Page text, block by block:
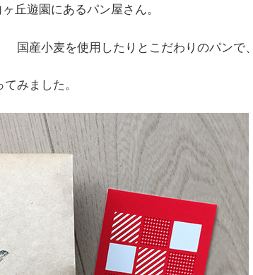
丘遊園にあるパン屋さん。
国産小麦を使用したりとこだわりのパンで
みました。